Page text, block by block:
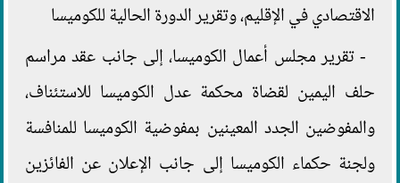
الاقتصادي في الإقليم، وتقرير الدورة الحالية للكوميسا
- تقرير مجلس أعمال الكوميسا، إلى جانب عقد مراسم
حلف اليمين لقضاة محكمة عدل الكوميسا للاستئناف،
والمفوضين الجدد المعينين بمفوضية الكوميسا للمنافسة
ولجنة حكماء الكوميسا إلى جانب الإعلان عن الفائزين